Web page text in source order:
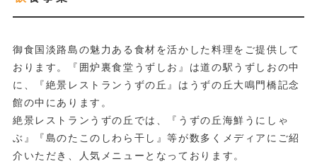
御食国淡路島の魅力ある食材を活かした料理をご提供して
おります。『囲炉裏食堂うずしお』は道の駅うずしおの中
に、『絶景レストランうずの丘』はうずの丘大鳴門橋記念
館の中にあります。
絶景レストランうずの丘では、『うずの丘海鮮うにしゃ
ぶ』『島のたこのしわら干し』等が数多くメディアにご紹
介いただき、人気メニューとなっております。